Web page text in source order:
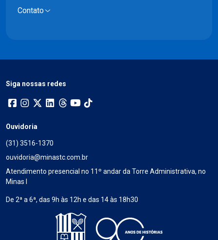
Contato
Siga nossas redes
Ouvidoria
(31) 3516-1370
ouvidoria@minastc.com.br
Atendimento presencial no 11º andar da Torre Administrativa, no
Minas I
De 2ª a 6ª, das 9h às 12h e das 14 às 18h30